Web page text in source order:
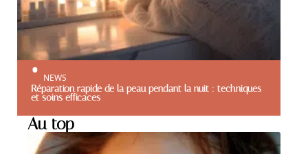
NEWS
Réparation rapide de la peau pendant la nuit : techniques
et soins efficaces
Au top